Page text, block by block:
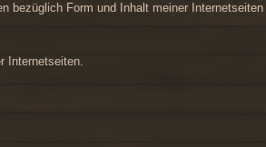
bezüglich Form und Inhalt meiner
Internetseiten.